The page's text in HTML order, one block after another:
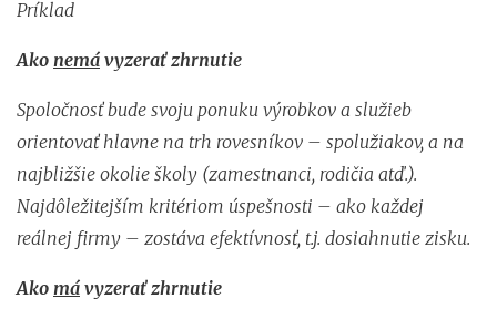
Príklad
Ako nemá vyzerať zhrnutie
Spoločnosť bude svoju ponuku výrobkov a služieb
orientovať hlavne na trh rovesníkov – spolužiakov, a na
najbližšie okolie školy (zamestnanci, rodičia atď.).
Najdôležitejším kritériom úspešnosti – ako každej
reálnej firmy – zostáva efektívnosť, t.j. dosiahnutie zisku.
Ako má vyzerať zhrnutie